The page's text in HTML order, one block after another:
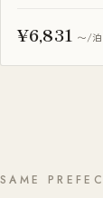
¥6,831 〜/泊
SAME